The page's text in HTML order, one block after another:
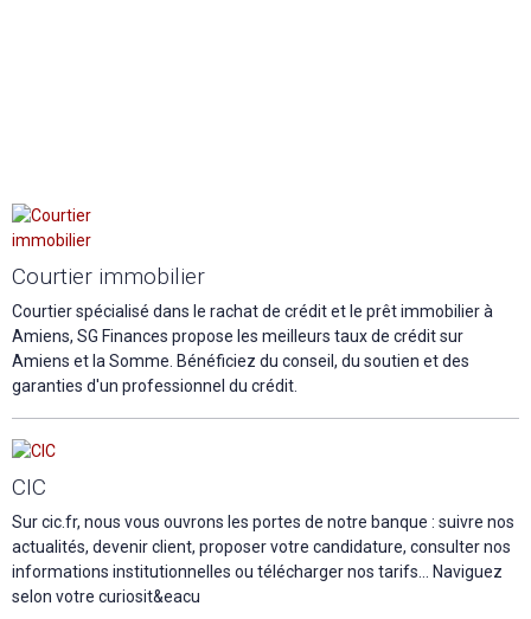
Courtier immobilier
Courtier spécialisé dans le rachat de crédit et le prêt immobilier à
Amiens, SG Finances propose les meilleurs taux de crédit sur
Amiens et la Somme. Bénéficiez du conseil, du soutien et des
garanties d'un professionnel du crédit.
CIC
Sur cic.fr, nous vous ouvrons les portes de notre banque : suivre nos
actualités, devenir client, proposer votre candidature, consulter nos
informations institutionnelles ou télécharger nos tarifs... Naviguez
selon votre curiosit&eacu